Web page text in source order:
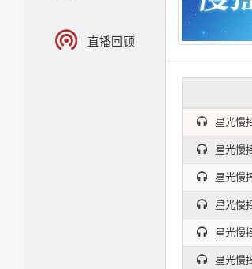
直播回顾
星光慢
星光慢
星光慢
星光慢
星光慢
星光慢